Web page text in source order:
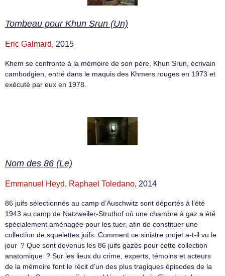
Tombeau pour Khun Srun (Un)
Eric Galmard, 2015
Khem se confronte à la mémoire de son père, Khun Srun, écrivain
cambodgien, entré dans le maquis des Khmers rouges en 1973 et
exécuté par eux en 1978.
Nom des 86 (Le)
Emmanuel Heyd, Raphael Toledano, 2014
86 juifs sélectionnés au camp d’Auschwitz sont déportés à l’été
1943 au camp de Natzweiler-Struthof où une chambre à gaz a été
spécialement aménagée pour les tuer, afin de constituer une
collection de squelettes juifs. Comment ce sinistre projet a-t-il vu le
jour ? Que sont devenus les 86 juifs gazés pour cette collection
anatomique ? Sur les lieux du crime, experts, témoins et acteurs
de la mémoire font le récit d’un des plus tragiques épisodes de la